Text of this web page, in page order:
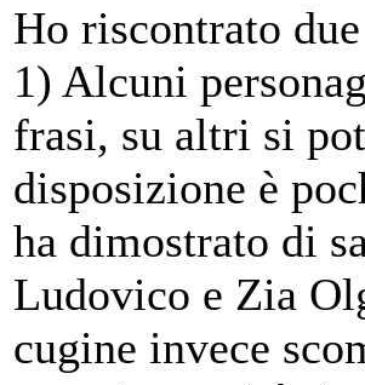
Ho riscontrato
1) Alcuni
frasi, su altri si
disposizione è
ha dimostrato di
Ludovico e Zia
cugine invece